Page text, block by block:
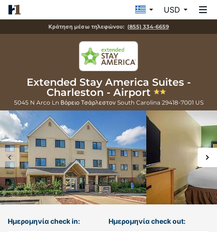
USD
Κράτηση μέσω τηλεφώνου: (855) 334-6659
Extended Stay America Suites -
Charleston - Airport
5045 N Arco Ln Βόρειο Τσάρλεστον South Carolina 29418-7001 US
Ημερομηνία check in: Ημερομηνία check out: